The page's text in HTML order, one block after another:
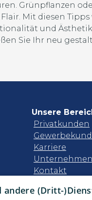
Grünpflanzen
Mit diesen
und
Sie Ihr neu
Unsere
Privatkunden
Karriere
Unternehmen
Kontakt
andere (Dritt-